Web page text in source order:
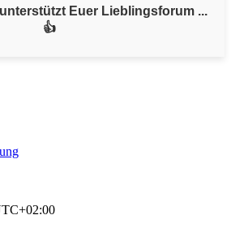
Euer Lieblingsforum ...
👍